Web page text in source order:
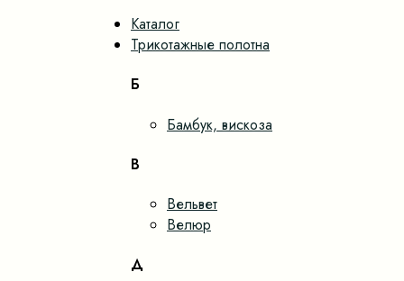
Каталог
Трикотажные полотна
Б
Бамбук, вискоза
В
Вельвет
Велюр
Д